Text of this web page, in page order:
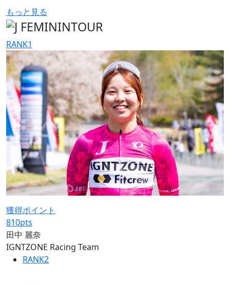
もっと見る
RANK1
獲得ポイント
810pts
田中 麗奈
IGNTZONE Racing Team
RANK2